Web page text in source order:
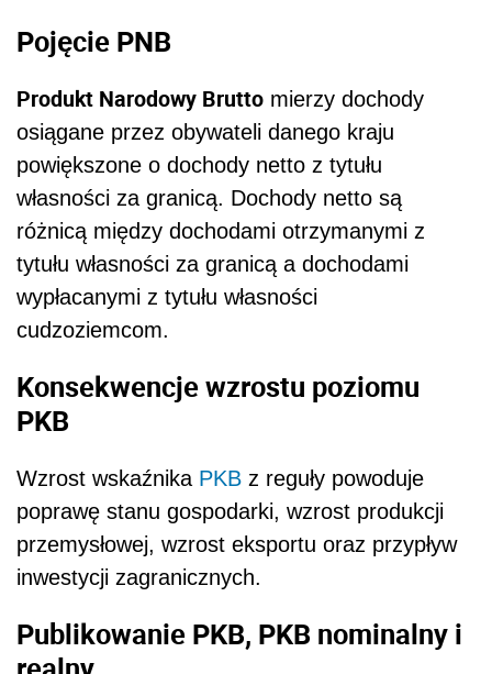
Pojęcie PNB
Produkt Narodowy Brutto mierzy dochody
osiągane przez obywateli danego kraju
powiększone o dochody netto z tytułu
własności za granicą. Dochody netto są
różnicą między dochodami otrzymanymi z
tytułu własności za granicą a dochodami
wypłacanymi z tytułu własności
cudzoziemcom.
Konsekwencje wzrostu poziomu
PKB
Wzrost wskaźnika PKB z reguły powoduje
poprawę stanu gospodarki, wzrost produkcji
przemysłowej, wzrost eksportu oraz przypływ
inwestycji zagranicznych.
Publikowanie PKB, PKB nominalny i